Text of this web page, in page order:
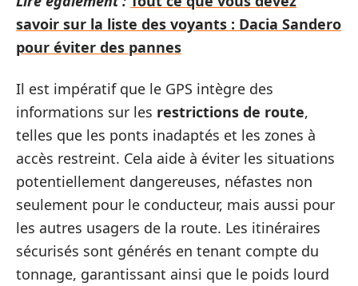
savoir sur la liste des voyants : Dacia Sandero
pour éviter des pannes
Il est impératif que le GPS intègre des
informations sur les restrictions de route,
telles que les ponts inadaptés et les zones à
accès restreint. Cela aide à éviter les situations
potentiellement dangereuses, néfastes non
seulement pour le conducteur, mais aussi pour
les autres usagers de la route. Les itinéraires
sécurisés sont générés en tenant compte du
tonnage, garantissant ainsi que le poids lourd